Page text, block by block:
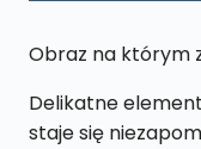
Obraz na którym
Delikatne
staje się